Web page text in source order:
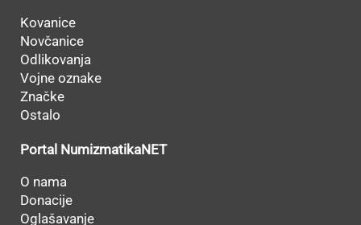
Kovanice
Novčanice
Odlikovanja
Vojne oznake
Značke
Ostalo
Portal NumizmatikaNET
O nama
Donacije
Oglašavanje